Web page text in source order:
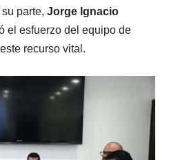
parte, Jorge Ignacio
el esfuerzo del equipo de
recurso vital.